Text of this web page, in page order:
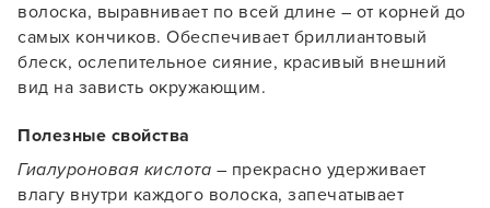
волоска, выравнивает по всей длине – от корней до
самых кончиков. Обеспечивает бриллиантовый
блеск, ослепительное сияние, красивый внешний
вид на зависть окружающим.
Полезные свойства
Гиалуроновая кислота – прекрасно удерживает
влагу внутри каждого волоска, запечатывает